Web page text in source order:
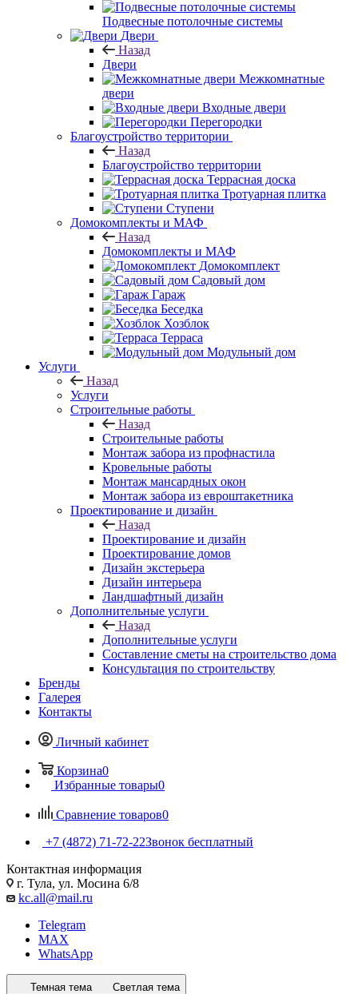
Подвесные потолочные системы
Двери
Назад
Двери
Межкомнатные
двери
Входные двери
Перегородки
Благоустройство территории
Назад
Благоустройство территории
Террасная доска
Тротуарная плитка
Ступени
Домокомплекты и МАФ
Назад
Домокомплекты и МАФ
Домокомплект
Садовый дом
Гараж
Беседка
Хозблок
Терраса
Модульный дом
Услуги
Назад
Услуги
Строительные работы
Назад
Строительные работы
Монтаж забора из профнастила
Кровельные работы
Монтаж мансардных окон
Монтаж забора из евроштакетника
Проектирование и дизайн
Назад
Проектирование и дизайн
Проектирование домов
Дизайн экстерьера
Дизайн интерьера
Ландшафтный дизайн
Дополнительные услуги
Назад
Дополнительные услуги
Составление сметы на строительство дома
Консультация по строительству
Бренды
Галерея
Контакты
Личный кабинет
Корзина0
Избранные товары0
Сравнение товаров0
+7 (4872) 71-72-22Звонок бесплатный
Контактная информация
г. Тула, ул. Мосина 6/8
kc.all@mail.ru
Telegram
MAX
WhatsApp
Темная тема Светлая тема